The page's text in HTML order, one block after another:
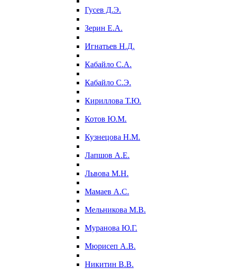
Гусев Д.Э.
Зерин Е.А.
Игнатьев Н.Д.
Кабайло С.А.
Кабайло С.Э.
Кириллова Т.Ю.
Котов Ю.М.
Кузнецова Н.М.
Лапшов А.Е.
Львова М.Н.
Мамаев А.С.
Мельникова М.В.
Муранова Ю.Г.
Мюрисеп А.В.
Никитин В.В.